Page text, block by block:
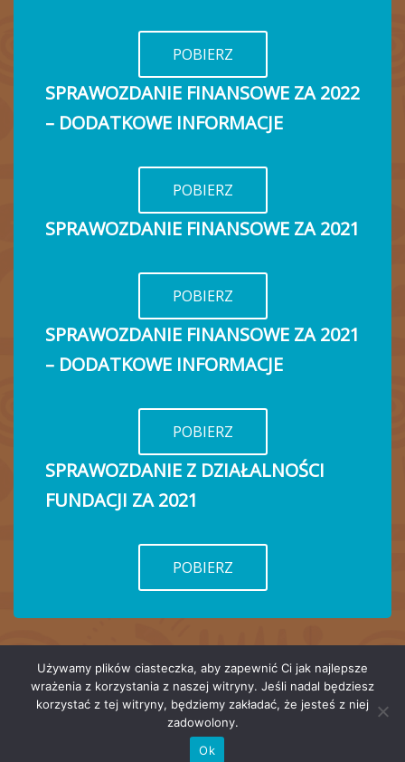
POBIERZ
SPRAWOZDANIE FINANSOWE ZA 2022
– DODATKOWE INFORMACJE
POBIERZ
SPRAWOZDANIE FINANSOWE ZA 2021
POBIERZ
SPRAWOZDANIE FINANSOWE ZA 2021
– DODATKOWE INFORMACJE
POBIERZ
SPRAWOZDANIE Z DZIAŁALNOŚCI
FUNDACJI ZA 2021
POBIERZ
Copyright © 2026 Fundacja DCU | Fundacja DCU
Używamy plików ciasteczka, aby zapewnić Ci jak najlepsze
wrażenia z korzystania z naszej witryny. Jeśli nadal będziesz
korzystać z tej witryny, będziemy zakładać, że jesteś z niej
zadowolony.
Ok